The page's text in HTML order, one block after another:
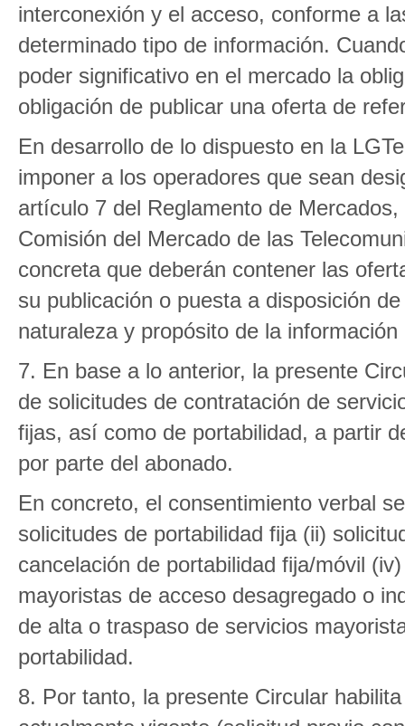
interconexión y el acceso, conforme a
determinado tipo de información.
poder significativo en el mercado la
obligación de publicar una oferta de
En desarrollo de lo dispuesto en la
imponer a los operadores que sean
artículo 7 del Reglamento de
Comisión del Mercado de las
concreta que deberán contener las
su publicación o puesta a disposición
naturaleza y propósito de la
7. En base a lo anterior, la presente
de solicitudes de contratación de
fijas, así como de portabilidad, a partir
por parte del abonado.
En concreto, el consentimiento verbal
solicitudes de portabilidad fija (ii)
cancelación de portabilidad fija/móvil
mayoristas de acceso desagregado o
de alta o traspaso de servicios
portabilidad.
8. Por tanto, la presente Circular